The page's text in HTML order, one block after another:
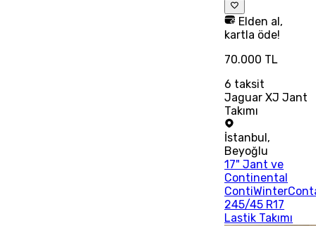
Elden al,
kartla öde!
70.000 TL
6 taksit
Jaguar XJ Jant
Takımı
İstanbul ,
Beyoğlu
17" Jant ve
Continental
245/45 R17
Lastik Takımı